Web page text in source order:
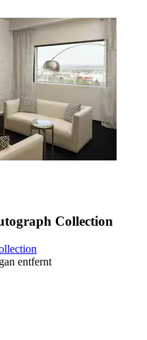
Collection
entfernt